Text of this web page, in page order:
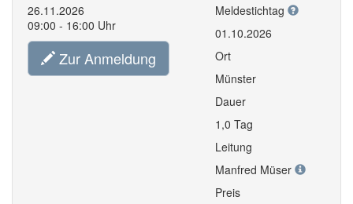
26.11.2026
09:00 - 16:00 Uhr
Zur Anmeldung
Meldestichtag
01.10.2026
Ort
Münster
Dauer
1,0 Tag
Leitung
Manfred Müser
Preis